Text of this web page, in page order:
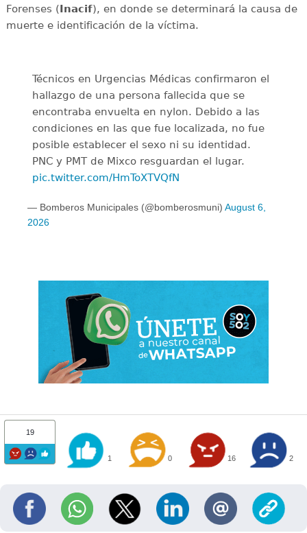
Forenses (Inacif), en donde se determinará la causa de
muerte e identificación de la víctima.
Técnicos en Urgencias Médicas confirmaron el
hallazgo de una persona fallecida que se
encontraba envuelta en nylon. Debido a las
condiciones en las que fue localizada, no fue
posible establecer el sexo ni su identidad.
PNC y PMT de Mixco resguardan el lugar.
pic.twitter.com/HmToXTVQfN
— Bomberos Municipales (@bomberosmuni) August 6,
2026
19
1 0 16 2